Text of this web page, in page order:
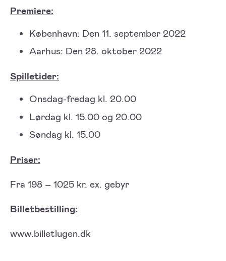
Premiere:
København: Den 11. september 2022
Aarhus: Den 28. oktober 2022
Spilletider:
Onsdag-fredag kl. 20.00
Lørdag kl. 15.00 og 20.00
Søndag kl. 15.00
Priser:
Fra 198 – 1025 kr. ex. gebyr
Billetbestilling:
www.billetlugen.dk